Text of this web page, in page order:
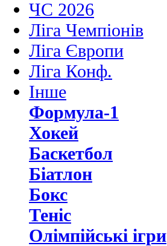
ЧС 2026
Ліга Чемпіонів
Ліга Європи
Ліга Конф.
Інше
Формула-1
Хокей
Баскетбол
Біатлон
Бокс
Теніс
Олімпійські ігри